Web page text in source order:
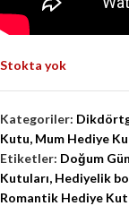
Stokta yok
Kategoriler:
Kutu, Mum Hediye
Etiketler: Doğum
Kutuları, Hediyelik
Romantik Hediye